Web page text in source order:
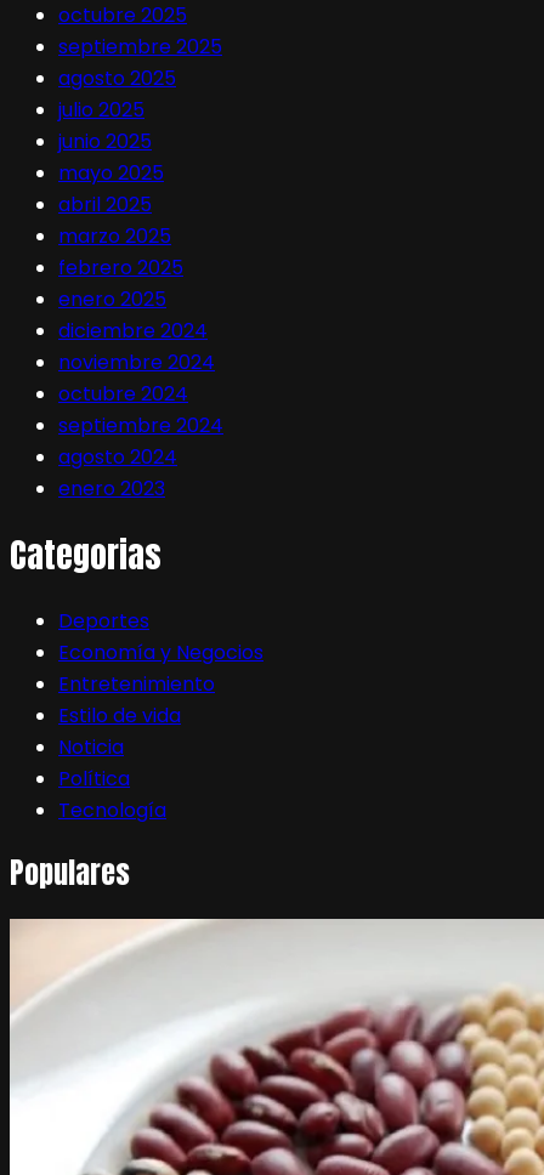
octubre 2025
septiembre 2025
agosto 2025
julio 2025
junio 2025
mayo 2025
abril 2025
marzo 2025
febrero 2025
enero 2025
diciembre 2024
noviembre 2024
octubre 2024
septiembre 2024
agosto 2024
enero 2023
Categorias
Deportes
Economía y Negocios
Entretenimiento
Estilo de vida
Noticia
Política
Tecnología
Populares